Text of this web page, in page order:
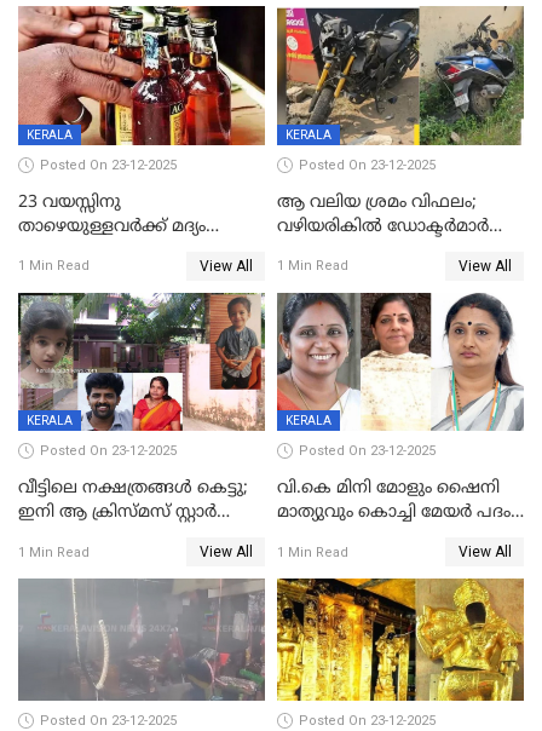
പിഴയും ശിക്ഷ
കമ്മിറ്റി കൂടിയില്ല';
അതൃപ്തിയുമായി ദീപ്തി മേരി
വർഗീസ്
KERALA
Posted On 23-12-2025
23 വയസ്സിനു
താഴെയുള്ളവർക്ക് മദ്യം
നടപടി;സ്ഥാപനങ്ങൾക്കെതിരെ
രണ്ട് കേസുകൾ
1 Min Read View All
KERALA
Posted On 23-12-2025
ആ വലിയ ശ്രമം വിഫലം;
വഴിയരികില്‍ ‌ഡോക്ടര്‍മാര്‍
മരണത്തിന് കീഴടങ്ങി
1 Min Read View All
KERALA
Posted On 23-12-2025
വീട്ടിലെ നക്ഷത്രങ്ങൾ കെട്ടു;
ഇനി ആ ക്രിസ്മസ് സ്റ്റാർ
വേണ്ടിയുള്ള
പിടിവലിക്കിടയിൽ
അപ്പൂപ്പനെതിരെ പോക്സോ
കേസ് ഒടുവിൽ 4 ജീവനുകൾ
പൊലിഞ്ഞു
1 Min Read View All
KERALA
Posted On 23-12-2025
വി.കെ മിനി മോളും ഷൈനി
മാത്യുവും കൊച്ചി മേയർ പദം
മേയറാകില്ല
1 Min Read View All
Posted On 23-12-2025 Posted On 23-12-2025